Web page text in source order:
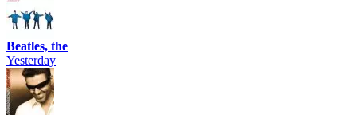
Beatles, the
Yesterday